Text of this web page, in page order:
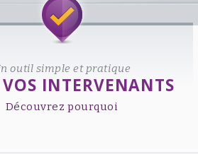
outil simple et pratique
INTERVENANTS
Découvrez pourquoi